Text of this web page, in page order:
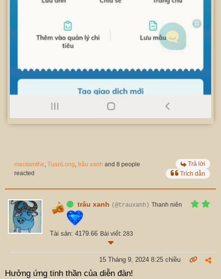
meotamthe, TuanLong, trâu xanh and 8 people
reacted
Trả lời
Trích dẫn
trâu xanh (@trauxanh) Thanh niên
Tài sản: 4179.66 Bài viết: 283
15 Tháng 9, 2024 8:25 chiều
Hưởng ứng tinh thần của diễn đàn!